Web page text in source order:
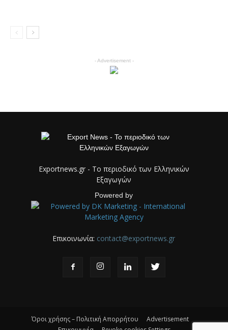
- Advertisement -
Exportnews.gr - Το περιοδικό των Ελληνικών
Εξαγωγών
Powered by
Επικοινωνία: contact@exportnews.gr
Όροι χρήσης – Πολιτική Απορρήτου
Advertisement